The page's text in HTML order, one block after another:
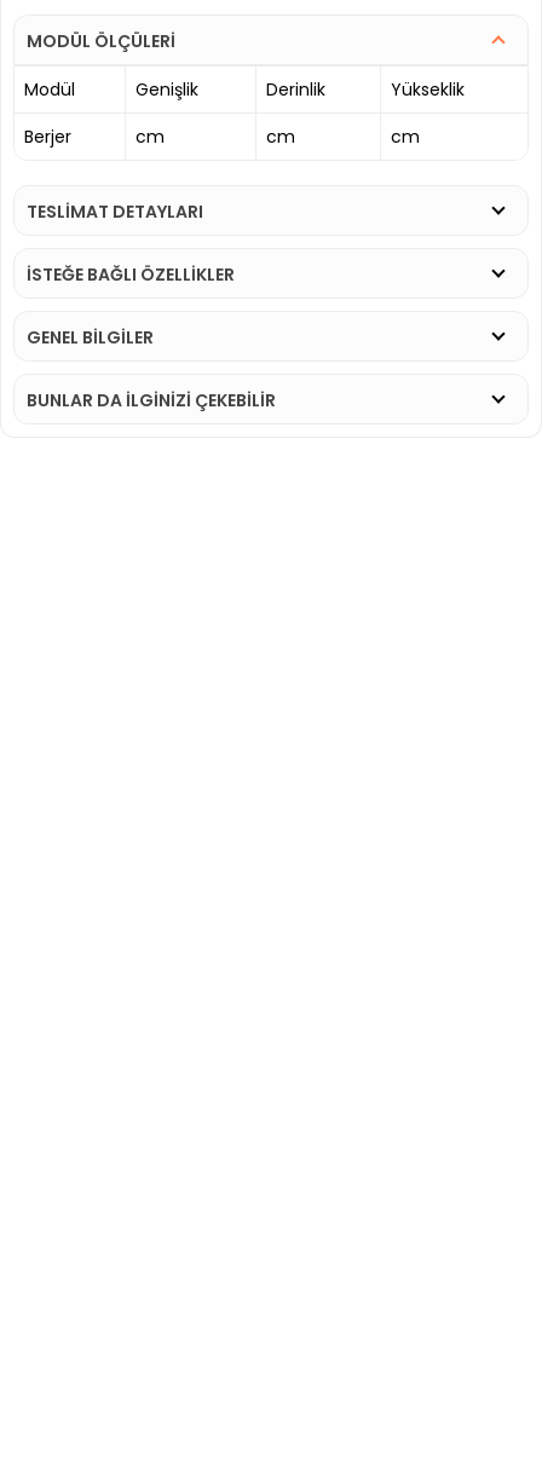
MODÜL ÖLÇÜLERİ
Modül
Genişlik Derinlik
Yükseklik
Berjer
cm cm cm
TESLİMAT DETAYLARI
İSTEĞE BAĞLI ÖZELLİKLER
GENEL BİLGİLER
BUNLAR DA İLGINIZI ÇEKEBILIR